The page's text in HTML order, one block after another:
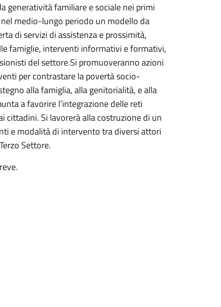
generatività familiare e sociale nei primi
medio-lungo periodo un modello da
di servizi di assistenza e prossimità,
famiglie, interventi informativi e formativi,
del settore.Si promuoveranno azioni
per contrastare la povertà socio-
alla famiglia, alla genitorialità, e alla
a favorire l’integrazione delle reti
Si lavorerà alla costruzione di un
e modalità di intervento tra diversi attori
Settore.